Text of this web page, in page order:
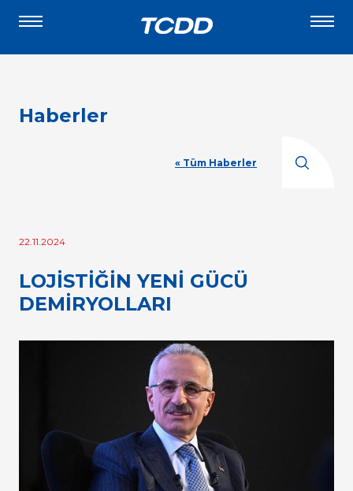
Haberler
« Tüm Haberler
22.11.2024
LOJİSTİĞİN YENİ GÜCÜ
DEMİRYOLLARI